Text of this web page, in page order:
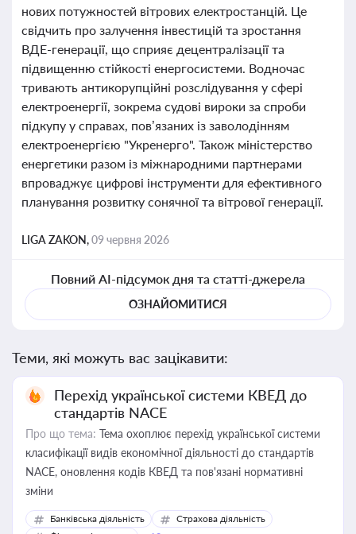
нових потужностей вітрових електростанцій. Це
свідчить про залучення інвестицій та зростання
ВДЕ-генерації, що сприяє децентралізації та
підвищенню стійкості енергосистеми. Водночас
тривають антикорупційні розслідування у сфері
електроенергії, зокрема судові вироки за спроби
підкупу у справах, пов’язаних із заволодінням
електроенергією "Укренерго". Також міністерство
енергетики разом із міжнародними партнерами
впроваджує цифрові інструменти для ефективного
планування розвитку сонячної та вітрової генерації.
LIGA ZAKON,09 червня 2026
Повний AI-підсумок дня та статті-джерела
ОЗНАЙОМИТИСЯ
Теми, які можуть вас зацікавити:
Перехід української системи КВЕД до
стандартів NACE
Про що тема: Тема охоплює перехід української системи
класифікації видів економічної діяльності до стандартів
NACE, оновлення кодів КВЕД та пов'язані нормативні
зміни
Банківська діяльність
Страхова діяльність